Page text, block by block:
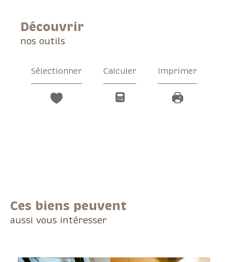
découvrir
nos outils
Sélectionner Calculer Imprimer
Ces biens peuvent
aussi vous intéresser